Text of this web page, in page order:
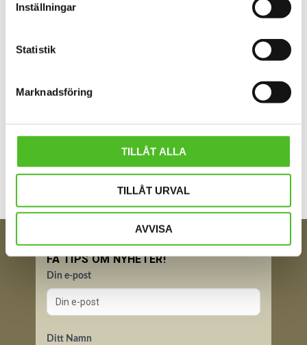
Inställningar
Statistik
Marknadsföring
TILLÅT ALLA
TILLÅT URVAL
AVVISA
Bli den första att lämna ett omdöme.
FÅ TIPS OM NYHETER!
Din e-post
Ditt Namn